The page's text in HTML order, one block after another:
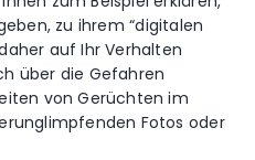
zu ihrem “digitalen
auf Ihr Verhalten
über die Gefahren
von Gerüchten im
Fotos oder